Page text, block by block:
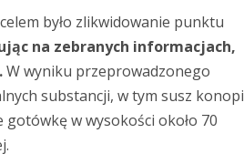
było zlikwidowanie punktu
na zebranych informacjach,
W wyniku przeprowadzonego
substancji, w tym susz konopi
w wysokości około 70